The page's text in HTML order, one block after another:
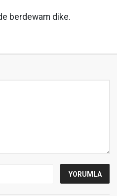
berdewam dike.